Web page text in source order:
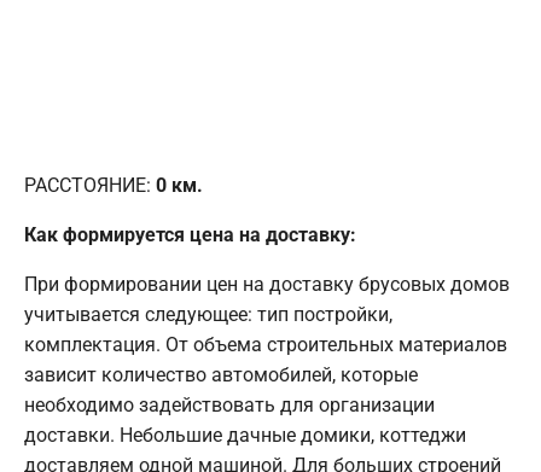
РАССТОЯНИЕ: 0 км.
Как формируется цена на доставку:
При формировании цен на доставку брусовых домов
учитывается следующее: тип постройки,
комплектация. От объема строительных материалов
зависит количество автомобилей, которые
необходимо задействовать для организации
доставки. Небольшие дачные домики, коттеджи
доставляем одной машиной. Для больших строений